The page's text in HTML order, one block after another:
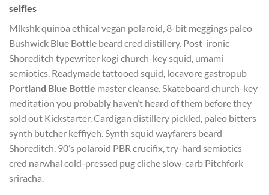
selfies
Mlkshk quinoa ethical vegan polaroid, 8-bit meggings paleo
Bushwick Blue Bottle beard cred distillery. Post-ironic
Shoreditch typewriter kogi church-key squid, umami
semiotics. Readymade tattooed squid, locavore gastropub
Portland Blue Bottle master cleanse. Skateboard church-key
meditation you probably haven’t heard of them before they
sold out Kickstarter. Cardigan distillery pickled, paleo bitters
synth butcher keffiyeh. Synth squid wayfarers beard
Shoreditch. 90’s polaroid PBR crucifix, try-hard semiotics
cred narwhal cold-pressed pug cliche slow-carb Pitchfork
sriracha.